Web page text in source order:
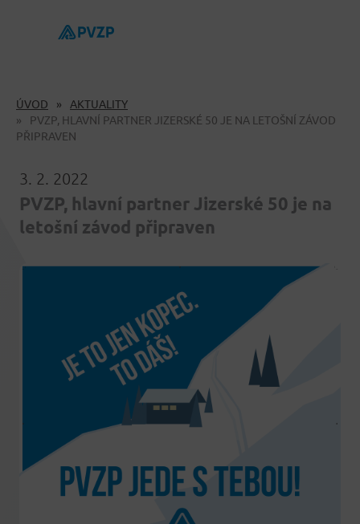
ÚVOD
AKTUALITY
PVZP, HLAVNÍ PARTNER JIZERSKÉ 50 JE NA LETOŠNÍ ZÁVOD
PŘIPRAVEN
3. 2. 2022
PVZP, hlavní partner Jizerské 50 je na
letošní závod připraven